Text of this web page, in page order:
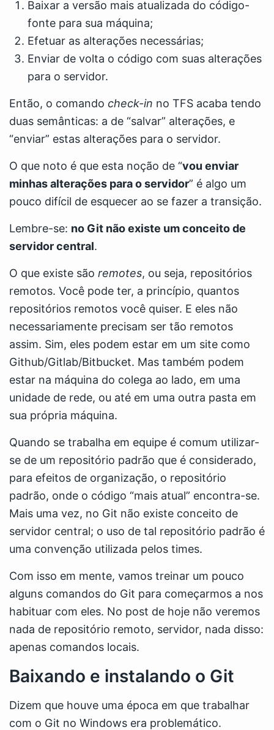
Baixar a versão mais atualizada do código-
fonte para sua máquina;
Efetuar as alterações necessárias;
Enviar de volta o código com suas alterações
para o servidor.
Então, o comando check-in no TFS acaba tendo
duas semânticas: a de “salvar” alterações, e
“enviar” estas alterações para o servidor.
O que noto é que esta noção de “vou enviar
minhas alterações para o servidor” é algo um
pouco difícil de esquecer ao se fazer a transição.
Lembre-se: no Git não existe um conceito de
servidor central.
O que existe são remotes, ou seja, repositórios
remotos. Você pode ter, a princípio, quantos
repositórios remotos você quiser. E eles não
necessariamente precisam ser tão remotos
assim. Sim, eles podem estar em um site como
Github/Gitlab/Bitbucket. Mas também podem
estar na máquina do colega ao lado, em uma
unidade de rede, ou até em uma outra pasta em
sua própria máquina.
Quando se trabalha em equipe é comum utilizar-
se de um repositório padrão que é considerado,
para efeitos de organização, o repositório
padrão, onde o código “mais atual” encontra-se.
Mais uma vez, no Git não existe conceito de
servidor central; o uso de tal repositório padrão é
uma convenção utilizada pelos times.
Com isso em mente, vamos treinar um pouco
alguns comandos do Git para começarmos a nos
habituar com eles. No post de hoje não veremos
nada de repositório remoto, servidor, nada disso:
apenas comandos locais.
Baixando e instalando o Git
Dizem que houve uma época em que trabalhar
com o Git no Windows era problemático.